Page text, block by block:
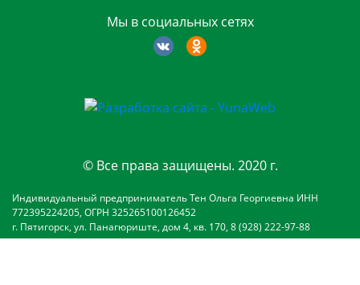
Мы в социальных сетях
© Все права защищены. 2020 г.
Индивидуальный предприниматель Тен Ольга Георгиевна ИНН
772395224205, ОГРН 325265100126452
г. Пятигорск, ул. Панагюриште, дом 4, кв. 170, 8 (928) 222-97-88